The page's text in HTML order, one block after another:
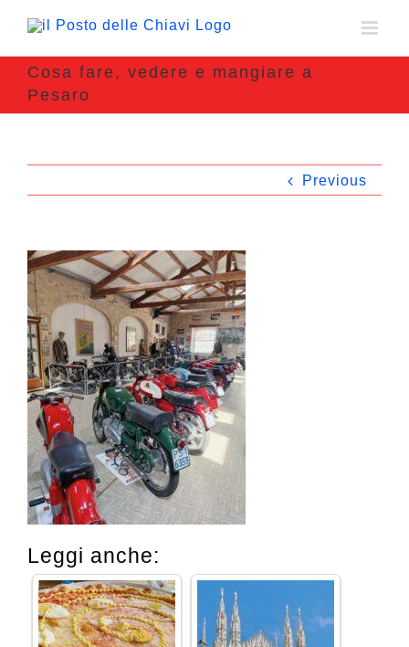
Cosa fare, vedere e mangiare a
Pesaro
Previous
Leggi anche: